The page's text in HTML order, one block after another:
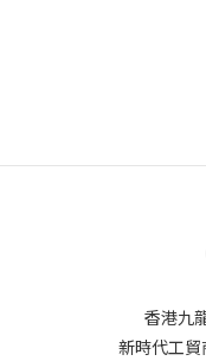
香港九
新時代工